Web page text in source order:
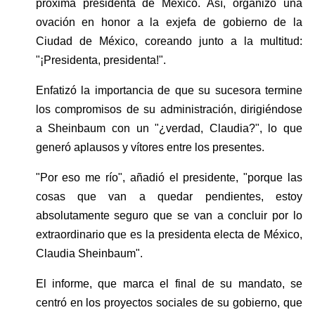
próxima presidenta de México. Así, organizó una
ovación en honor a la exjefa de gobierno de la
Ciudad de México, coreando junto a la multitud:
"¡Presidenta, presidenta!".
Enfatizó la importancia de que su sucesora termine
los compromisos de su administración, dirigiéndose
a Sheinbaum con un "¿verdad, Claudia?", lo que
generó aplausos y vítores entre los presentes.
"Por eso me río", añadió el presidente, "porque las
cosas que van a quedar pendientes, estoy
absolutamente seguro que se van a concluir por lo
extraordinario que es la presidenta electa de México,
Claudia Sheinbaum".
El informe, que marca el final de su mandato, se
centró en los proyectos sociales de su gobierno, que